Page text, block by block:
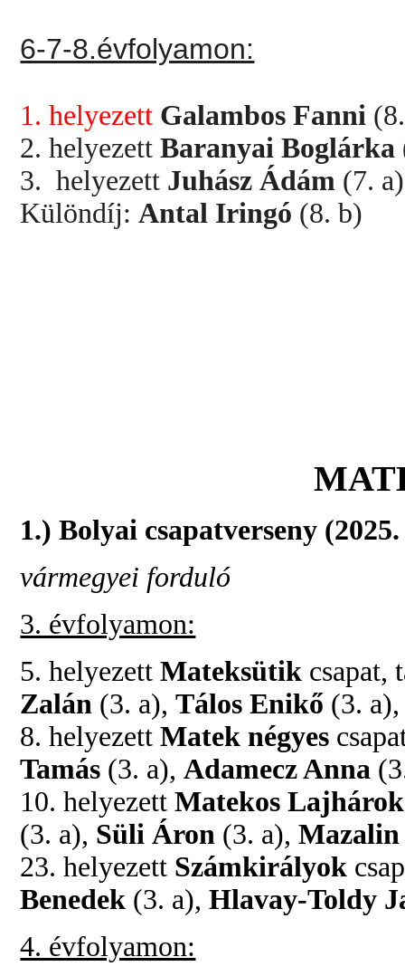
6-7-8.évfolyamon:
1. helyezett Galambos Fanni
2. helyezettBaranyai Boglárka
3. helyezett Juhász Ádám (7. a)
Különdíj:Antal Iringó (8. b)
1.) Bolyai csapatverseny
vármegyei forduló
3. évfolyamon:
5. helyezettMateksütik csapat,
Zalán (3. a),Tálos Enikő (3.
8. helyezettMatek négyes
Tamás (3. a),Adamecz Anna
10. helyezettMatekos Lajhárok
(3. a), Süli Áron (3. a),
23. helyezett Számkirályok
Benedek (3. a),Hlavay-Toldy
4. évfolyamon: